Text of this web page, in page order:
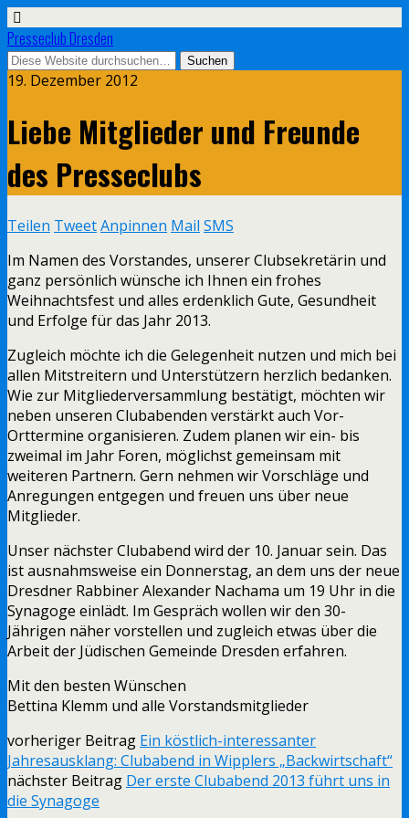
Presseclub Dresden
19. Dezember 2012
Liebe Mitglieder und Freunde
des Presseclubs
Teilen TweetAnpinnen Mail SMS
Im Namen des Vorstandes, unserer Clubsekretärin und
ganz persönlich wünsche ich Ihnen ein frohes
Weihnachtsfest und alles erdenklich Gute, Gesundheit
und Erfolge für das Jahr 2013.
Zugleich möchte ich die Gelegenheit nutzen und mich bei
allen Mitstreitern und Unterstützern herzlich bedanken.
Wie zur Mitgliederversammlung bestätigt, möchten wir
neben unseren Clubabenden verstärkt auch Vor-
Orttermine organisieren. Zudem planen wir ein- bis
zweimal im Jahr Foren, möglichst gemeinsam mit
weiteren Partnern. Gern nehmen wir Vorschläge und
Anregungen entgegen und freuen uns über neue
Mitglieder.
Unser nächster Clubabend wird der 10. Januar sein. Das
ist ausnahmsweise ein Donnerstag, an dem uns der neue
Dresdner Rabbiner Alexander Nachama um 19 Uhr in die
Synagoge einlädt. Im Gespräch wollen wir den 30-
Jährigen näher vorstellen und zugleich etwas über die
Arbeit der Jüdischen Gemeinde Dresden erfahren.
Mit den besten Wünschen
Bettina Klemm und alle Vorstandsmitglieder
vorheriger Beitrag Ein köstlich-interessanter
Jahresausklang: Clubabend in Wipplers „Backwirtschaft“
nächster Beitrag Der erste Clubabend 2013 führt uns in
die Synagoge